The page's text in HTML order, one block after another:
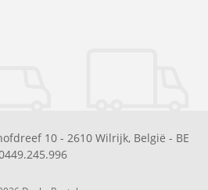
10 - 2610 Wilrijk, België - BE